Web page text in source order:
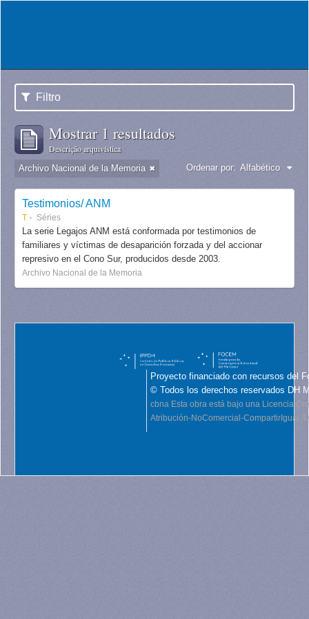
Filtro
Mostrar 1 resultados
Descrição arquivística
Archivo Nacional de la Memoria Ordenar por: Alfabético
Testimonios/ ANM
T Séries
La serie Legajos ANM está conformada por testimonios de
familiares y víctimas de desaparición forzada y del accionar
represivo en el Cono Sur, producidos desde 2003.
Archivo Nacional de la Memoria
Proyecto financiado con recursos del
© Todos los derechos reservados DH
cbna Esta obra está bajo una Licencia
Atribución-NoComercial-CompartirIgual